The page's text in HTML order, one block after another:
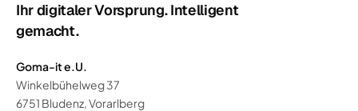
Ihr digitaler Vorsprung. Intelligent
gemacht.
Goma-it e.U.
Winkelbühelweg 37
6751 Bludenz, Vorarlberg